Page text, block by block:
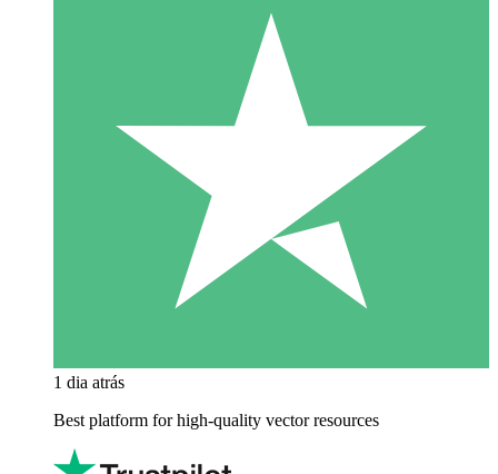
1 dia atrás
Best platform for high-quality vector resources